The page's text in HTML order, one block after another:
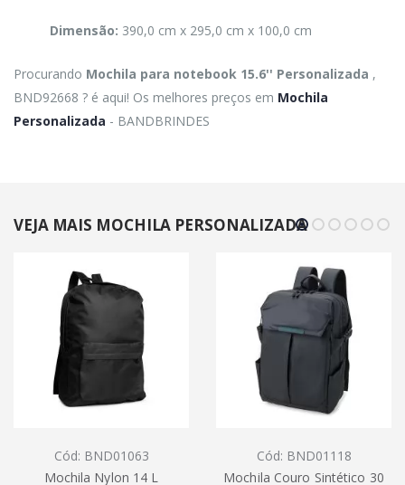
Dimensão: 390,0 cm x 295,0 cm x 100,0 cm
Procurando Mochila para notebook 15.6'' Personalizada ,
BND92668 ? é aqui! Os melhores preços em Mochila
Personalizada - BANDBRINDES
VEJA MAIS MOCHILA PERSONALIZADA
Cód: BND01063
Mochila Nylon 14 L
Cód: BND01118
Mochila Couro Sintético 30